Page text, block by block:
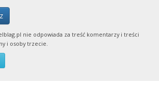
nie odpowiada za treść komentarzy i treści
i osoby trzecie.